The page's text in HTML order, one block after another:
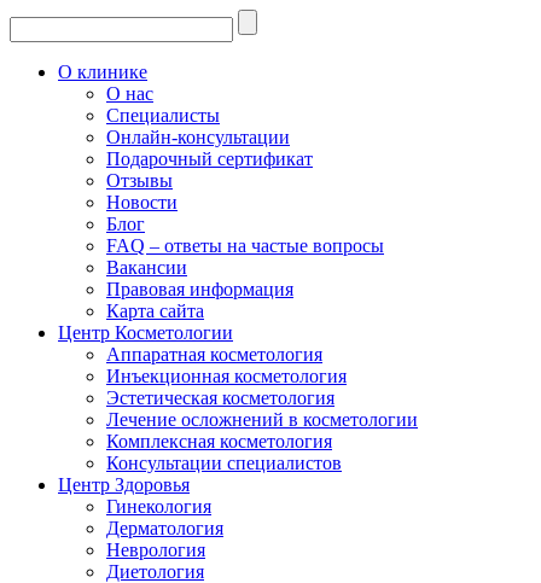
О клинике
О нас
Специалисты
Онлайн-консультации
Подарочный сертификат
Отзывы
Новости
Блог
FAQ – ответы на частые вопросы
Вакансии
Правовая информация
Карта сайта
Центр Косметологии
Аппаратная косметология
Инъекционная косметология
Эстетическая косметология
Лечение осложнений в косметологии
Комплексная косметология
Консультации специалистов
Центр Здоровья
Гинекология
Дерматология
Неврология
Диетология